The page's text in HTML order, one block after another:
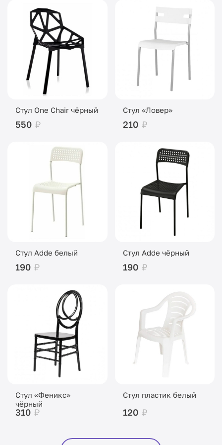
Стул One Chair чёрный
550 ₽
Стул «Ловер»
210 ₽
Стул Adde белый
190 ₽
Стул Adde чёрный
190 ₽
Стул «Феникс»
чёрный
310 ₽
Стул пластик белый
120 ₽